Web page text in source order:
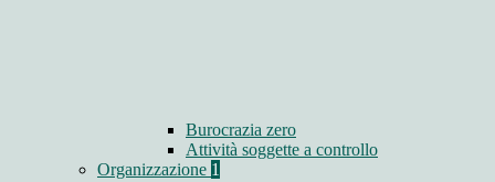
Burocrazia zero
Attività soggette a controllo
Organizzazione 1